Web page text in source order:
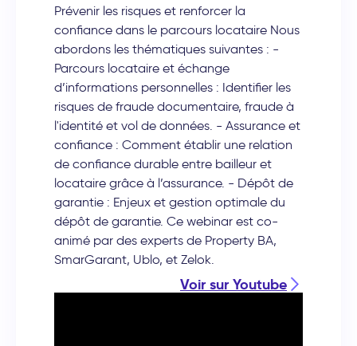
Prévenir les risques et renforcer la
confiance dans le parcours locataire Nous
abordons les thématiques suivantes : -
Parcours locataire et échange
d’informations personnelles : Identifier les
risques de fraude documentaire, fraude à
l'identité et vol de données. - Assurance et
confiance : Comment établir une relation
de confiance durable entre bailleur et
locataire grâce à l’assurance. - Dépôt de
garantie : Enjeux et gestion optimale du
dépôt de garantie. Ce webinar est co-
animé par des experts de Property BA,
SmarGarant, Ublo, et Zelok.
Voir sur Youtube